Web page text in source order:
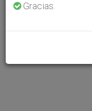
Gracias.